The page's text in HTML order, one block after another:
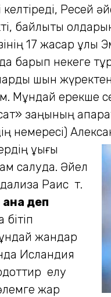
Ресей
байлықты
17 жасар ұлы
барып некеге
шын жүректен
Мұндай ерекше
заңының
немересі)
құқығы
салуда. Әйел
Раис т.
ана деп
жандар
Исландия
елу
жар